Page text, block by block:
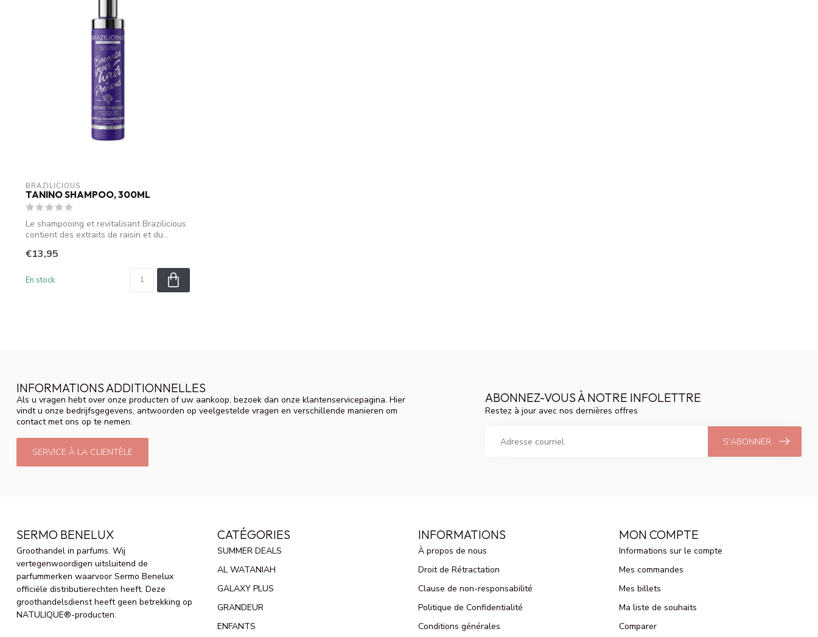
BRAZILICIOUS
TANINO SHAMPOO, 300ML
Le shampooing et revitalisant Brazilicious
contient des extraits de raisin et du...
€13,95
En stock
INFORMATIONS ADDITIONNELLES
Als u vragen hebt over onze producten of uw aankoop, bezoek dan onze klantenservicepagina. Hier
vindt u onze bedrijfsgegevens, antwoorden op veelgestelde vragen en verschillende manieren om
contact met ons op te nemen.
SERVICE À LA CLIENTÈLE
ABONNEZ-VOUS À NOTRE INFOLETTRE
Restez à jour avec nos dernières offres
S'ABONNER
SERMO BENELUX
Groothandel in parfums. Wij
vertegenwoordigen uitsluitend de
parfummerken waarvoor Sermo Benelux
officiële distributierechten heeft. Deze
groothandelsdienst heeft geen betrekking op
NATULIQUE®-producten.
CATÉGORIES
SUMMER DEALS
AL WATANIAH
GALAXY PLUS
GRANDEUR
ENFANTS
INFORMATIONS
À propos de nous
Droit de Rétractation
Clause de non-responsabilité
Politique de Confidentialité
Conditions générales
MON COMPTE
Informations sur le compte
Mes commandes
Mes billets
Ma liste de souhaits
Comparer